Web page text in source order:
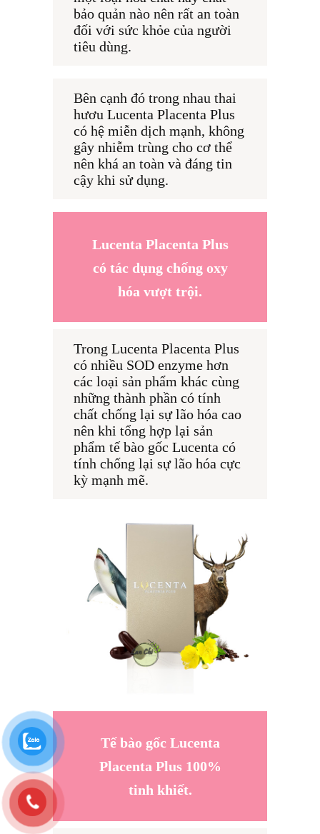
bảo quản nào nên rất an toàn
đối với sức khỏe của người
tiêu dùng.
Bên cạnh đó trong nhau thai
hươu Lucenta Placenta Plus
có hệ miễn dịch mạnh, không
gây nhiễm trùng cho cơ thể
nên khá an toàn và đáng tin
cậy khi sử dụng.
Lucenta Placenta Plus
có tác dụng chống oxy
hóa vượt trội.
Trong Lucenta Placenta Plus
có nhiều SOD enzyme hơn
các loại sản phẩm khác cùng
những thành phần có tính
chất chống lại sự lão hóa cao
nên khi tổng hợp lại sản
phẩm tế bào gốc Lucenta có
tính chống lại sự lão hóa cực
kỳ mạnh mẽ.
Tế bào gốc Lucenta
Placenta Plus 100%
tinh khiết.